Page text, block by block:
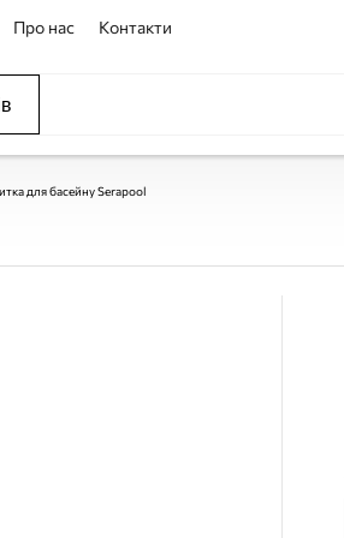
Про нас Контакти
для басейну Serapool